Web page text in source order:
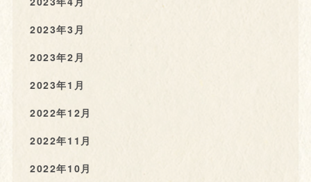
2023年3月
2023年2月
2023年1月
2022年12月
2022年11月
2022年10月